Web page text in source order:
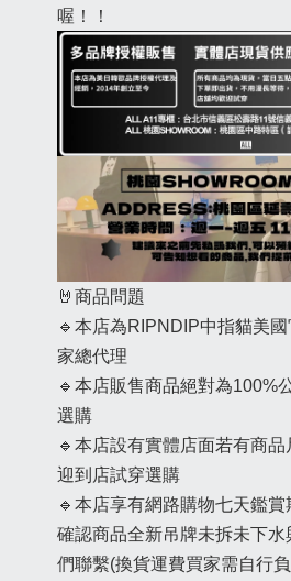
喔！！
🤘商品問題
🔹本店為RIPNDIP中指貓美
家總代理
🔹本店販售商品絕對為100%
選購
🔹本店設有實體店面若有商
迎到店試穿選購
🔹本店享有網路購物七天鑑
確認商品全新吊牌未拆未下
們聯繫(換貨運費買家需自行